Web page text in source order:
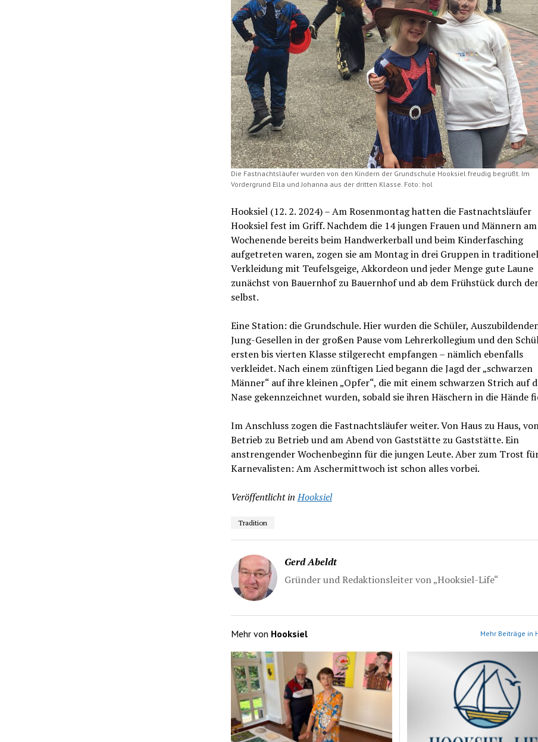
Die Fastnachtsläufer wurden von den Kindern der Grundschule Hooksiel freudig begrüßt. Im
Vordergrund Ella und Johanna aus der dritten Klasse. Foto: hol
Hooksiel (12. 2. 2024) – Am Rosenmontag hatten die Fastnachtsläufer
Hooksiel fest im Griff. Nachdem die 14 jungen Frauen und Männern am
Wochenende bereits beim Handwerkerball und beim Kinderfasching
aufgetreten waren, zogen sie am Montag in drei Gruppen in
Verkleidung mit Teufelsgeige, Akkordeon und jeder Menge gute Laune
zunächst von Bauernhof zu Bauernhof und ab dem Frühstück durch
selbst.
Eine Station: die Grundschule. Hier wurden die Schüler,
Jung-Gesellen in der großen Pause vom Lehrerkollegium und den
ersten bis vierten Klasse stilgerecht empfangen – nämlich ebenfalls
verkleidet. Nach einem zünftigen Lied begann die Jagd der „schwarzen
Männer“ auf ihre kleinen „Opfer“, die mit einem schwarzen Strich auf
Nase gekennzeichnet wurden, sobald sie ihren Häschern in die Hände
Im Anschluss zogen die Fastnachtsläufer weiter. Von Haus zu Haus,
Betrieb zu Betrieb und am Abend von Gaststätte zu Gaststätte. Ein
anstrengender Wochenbeginn für die jungen Leute. Aber zum Trost
Karnevalisten: Am Aschermittwoch ist schon alles vorbei.
Veröffentlicht in Hooksiel
Tradition
Gerd Abeldt
Gründer und Redaktionsleiter von „Hooksiel-Life“
Mehr von Hooksiel Mehr Beiträge in